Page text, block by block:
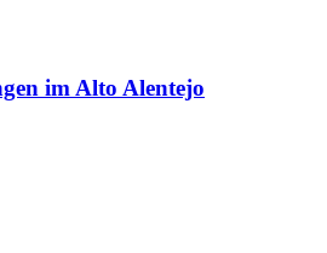
im Alto Alentejo